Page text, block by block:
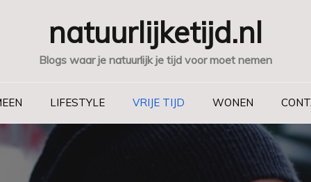
natuurlijketijd.nl
Blogs waar je natuurlijk je tijd voor moet nemen
LIFESTYLE VRIJE TIJD WONEN